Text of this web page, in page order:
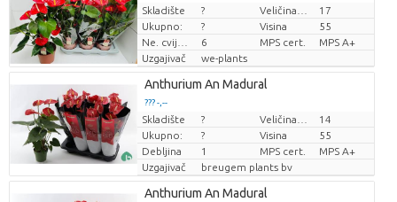
Cijena po komadu
Skladište ?
17
Ukupno:
? Visina
55
6 MPS cert.
MPS A+
Uzgajivač
we-plants
Anthurium An Madural
??? -,--
Cijena po komadu
Skladište ?
14
Ukupno:
? Visina
55
Debljina
1 MPS cert.
MPS A+
Uzgajivač
breugem plants bv
Anthurium An Madural